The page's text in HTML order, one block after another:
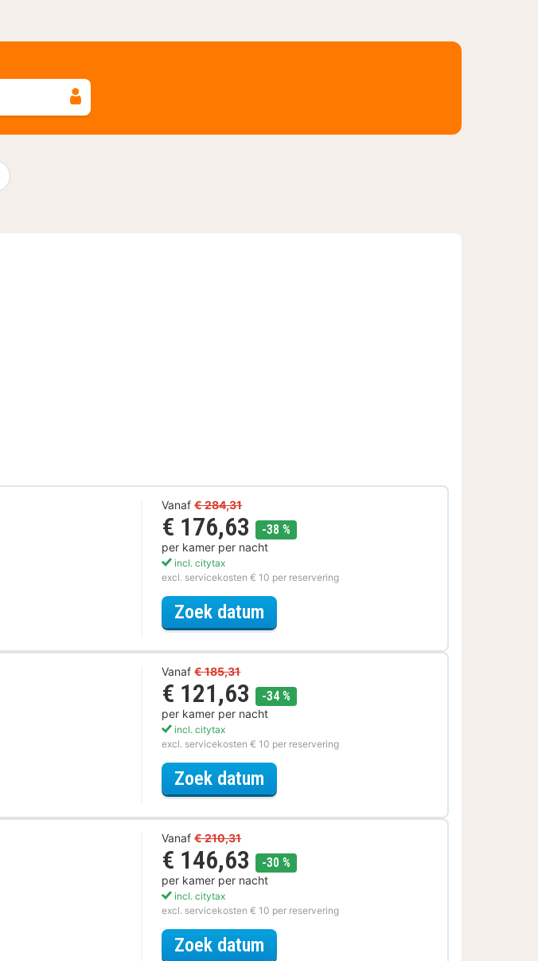
Vanaf € 284,31
€ 176,63 -38 %
per kamer per nacht
incl. citytax
excl. servicekosten € 10 per reservering
Zoek datum
Vanaf € 185,31
€ 121,63 -34 %
per kamer per nacht
incl. citytax
excl. servicekosten € 10 per reservering
Zoek datum
Vanaf € 210,31
€ 146,63 -30 %
per kamer per nacht
incl. citytax
excl. servicekosten € 10 per reservering
Zoek datum